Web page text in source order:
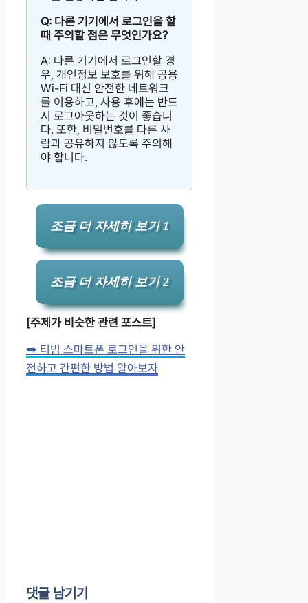
Q: 다른 기기에서 로그인을 할
때 주의할 점은 무엇인가요?
A: 다른 기기에서 로그인할 경
우, 개인정보 보호를 위해 공용
Wi-Fi 대신 안전한 네트워크
를 이용하고, 사용 후에는 반드
시 로그아웃하는 것이 좋습니
다. 또한, 비밀번호를 다른 사
람과 공유하지 않도록 주의해
야 합니다.
조금 더 자세히 보기 1
조금 더 자세히 보기 2
[주제가 비슷한 관련 포스트]
➡️ 티빙 스마트폰 로그인을 위한 안
전하고 간편한 방법 알아보자
댓글 남기기